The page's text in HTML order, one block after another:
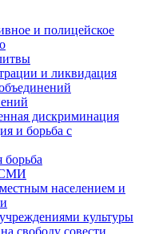
и полицейское
и ликвидация
дискриминация
и борьба с
борьба
СМИ
населением и
культуры